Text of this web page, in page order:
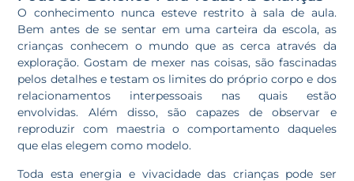
O conhecimento nunca esteve restrito à sala de aula.
Bem antes de se sentar em uma carteira da escola, as
crianças conhecem o mundo que as cerca através da
exploração. Gostam de mexer nas coisas, são fascinadas
pelos detalhes e testam os limites do próprio corpo e dos
relacionamentos interpessoais nas quais estão
envolvidas. Além disso, são capazes de observar e
reproduzir com maestria o comportamento daqueles
que elas elegem como modelo.
Toda esta energia e vivacidade das crianças pode ser